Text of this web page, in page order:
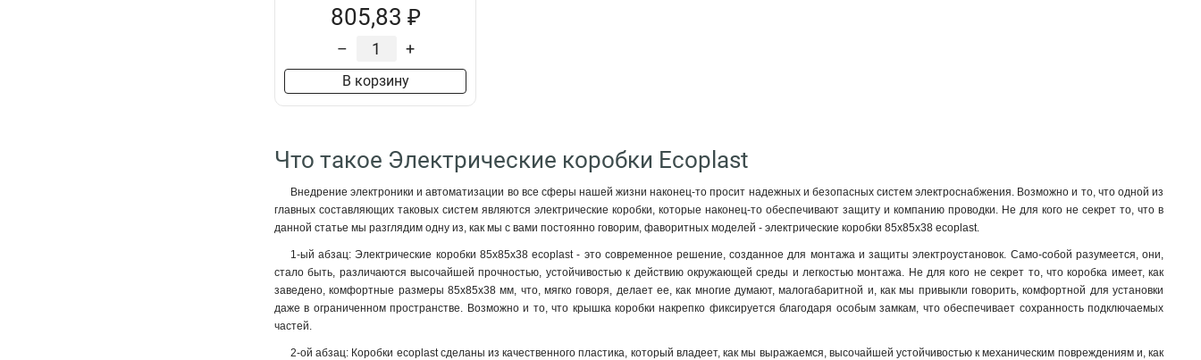
805,83 ₽
– +
В корзину
Что такое Электрические коробки Ecoplast
Внедрение электроники и автоматизации во все сферы нашей жизни наконец-то просит надежных и безопасных систем электроснабжения. Возможно и то, что одной из
главных составляющих таковых систем являются электрические коробки, которые наконец-то обеспечивают защиту и компанию проводки. Не для кого не секрет то, что в
данной статье мы разглядим одну из, как мы с вами постоянно говорим, фаворитных моделей - электрические коробки 85х85х38 ecoplast.
1-ый абзац: Электрические коробки 85х85х38 ecoplast - это современное решение, созданное для монтажа и защиты электроустановок. Само-собой разумеется, они,
стало быть, различаются высочайшей прочностью, устойчивостью к действию окружающей среды и легкостью монтажа. Не для кого не секрет то, что коробка имеет, как
заведено, комфортные размеры 85х85х38 мм, что, мягко говоря, делает ее, как многие думают, малогабаритной и, как мы привыкли говорить, комфортной для установки
даже в ограниченном пространстве. Возможно и то, что крышка коробки накрепко фиксируется благодаря особым замкам, что обеспечивает сохранность подключаемых
частей.
2-ой абзац: Коробки ecoplast сделаны из качественного пластика, который владеет, как мы выражаемся, высочайшей устойчивостью к механическим повреждениям и, как